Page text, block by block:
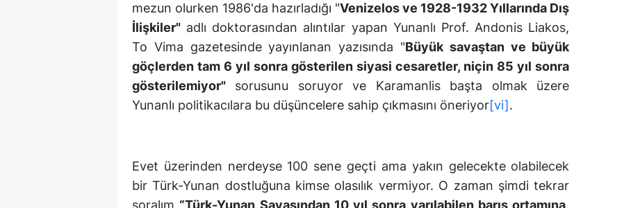
mezun olurken 1986'da hazırladığı "Venizelos ve 1928-1932 Yıllarında Dış
İlişkiler" adlı doktorasından alıntılar yapan Yunanlı Prof. Andonis Liakos,
To Vima gazetesinde yayınlanan yazısında "Büyük savaştan ve büyük
göçlerden tam 6 yıl sonra gösterilen siyasi cesaretler, niçin 85 yıl sonra
gösterilemiyor" sorusunu soruyor ve Karamanlis başta olmak üzere
Yunanlı politikacılara bu düşüncelere sahip çıkmasını öneriyor[vi].
Evet üzerinden nerdeyse 100 sene geçti ama yakın gelecekte olabilecek
bir Türk-Yunan dostluğuna kimse olasılık vermiyor. O zaman şimdi tekrar
soralım “Türk-Yunan Savaşından 10 yıl sonra varılabilen barış ortamına,